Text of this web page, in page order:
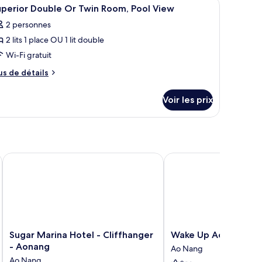
:
13 Double Or Twin Room, Pool View
2 personnes
2 lits 1 place OU 1 lit double
Wi-Fi gratuit
de détails
Voir les prix
Sugar
Marina
Sugar Marina Hotel - Cliffhanger
- Aonang
Sugar Marina Hotel - Cliffhanger - Aonang
Wake
Up
Aonang
Wake Up Aonang
Ao Nang
Wake Up Aonang Hotel